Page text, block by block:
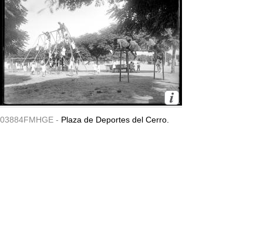
03884FMHGE - Plaza de Deportes del Cerro.